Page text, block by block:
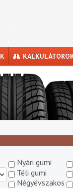
Nyári gumi
Téli gumi
Négyévszakos